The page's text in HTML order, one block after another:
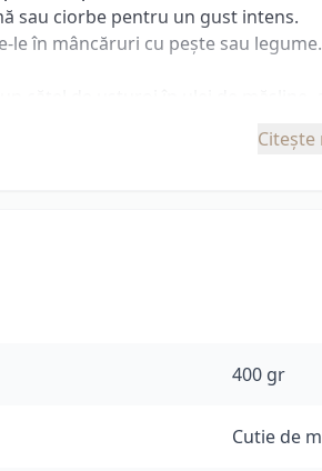
sau ciorbe pentru un gust intens.
le în mâncăruri cu pește sau legume.
400 gr
Cutie de